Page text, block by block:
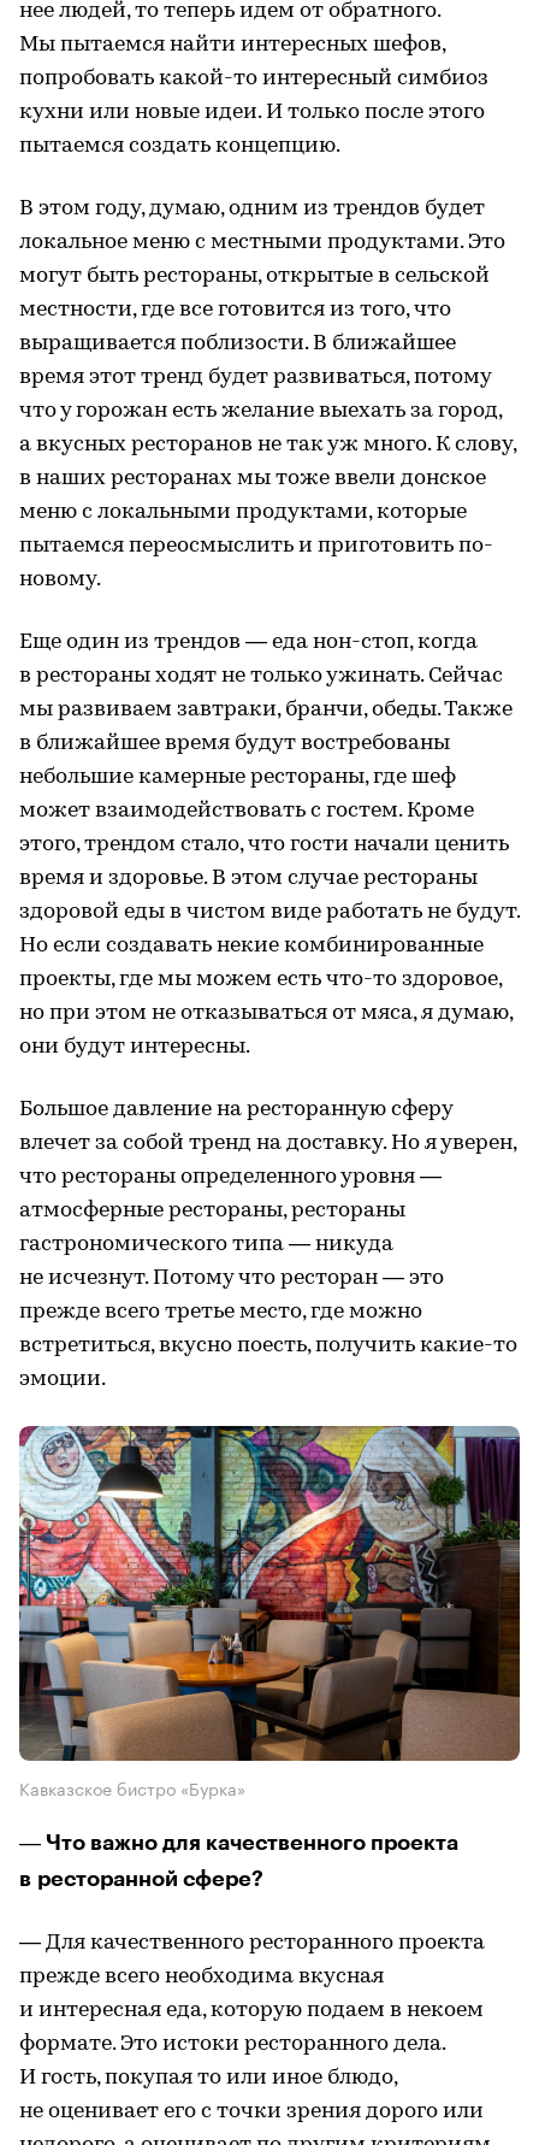
нее людей, то теперь идем от обратного.
Мы пытаемся найти интересных шефов,
попробовать какой-то интересный симбиоз
кухни или новые идеи. И только после этого
пытаемся создать концепцию.
В этом году, думаю, одним из трендов будет
локальное меню с местными продуктами. Это
могут быть рестораны, открытые в сельской
местности, где все готовится из того, что
выращивается поблизости. В ближайшее
время этот тренд будет развиваться, потому
что у горожан есть желание выехать за город,
а вкусных ресторанов не так уж много. К слову,
в наших ресторанах мы тоже ввели донское
меню с локальными продуктами, которые
пытаемся переосмыслить и приготовить по-
новому.
Еще один из трендов — еда нон-стоп, когда
в рестораны ходят не только ужинать. Сейчас
мы развиваем завтраки, бранчи, обеды. Также
в ближайшее время будут востребованы
небольшие камерные рестораны, где шеф
может взаимодействовать с гостем. Кроме
этого, трендом стало, что гости начали ценить
время и здоровье. В этом случае рестораны
здоровой еды в чистом виде работать не будут.
Но если создавать некие комбинированные
проекты, где мы можем есть что-то здоровое,
но при этом не отказываться от мяса, я думаю,
они будут интересны.
Большое давление на ресторанную сферу
влечет за собой тренд на доставку. Но я уверен,
что рестораны определенного уровня ―
атмосферные рестораны, рестораны
гастрономического типа ― никуда
не исчезнут. Потому что ресторан ― это
прежде всего третье место, где можно
встретиться, вкусно поесть, получить какие-то
эмоции.
Кавказское бистро «Бурка»
― Что важно для качественного проекта
в ресторанной сфере?
― Для качественного ресторанного проекта
прежде всего необходима вкусная
и интересная еда, которую подаем в некоем
формате. Это истоки ресторанного дела.
И гость, покупая то или иное блюдо,
не оценивает его с точки зрения дорого или